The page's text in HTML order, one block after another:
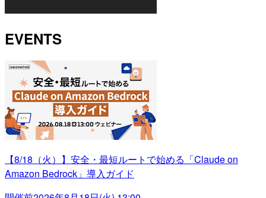
EVENTS
【8/18（火）】安全・最短ルートで始める「Claude on
Amazon Bedrock」導入ガイド